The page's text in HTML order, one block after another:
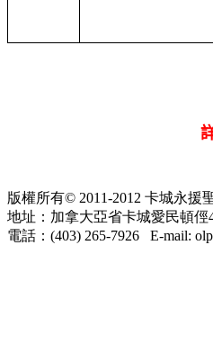
版權所有© 2011-2012 卡城永援
地址：加拿大亞省卡城愛民頓
電話：(403) 265-7926 E-mail: